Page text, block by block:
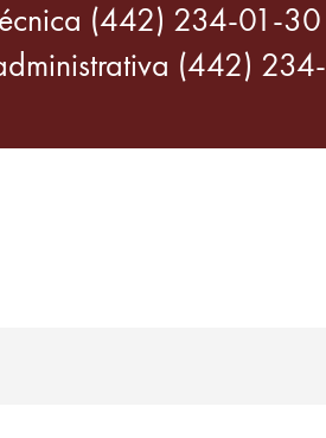
(442) 234-01-30
(442) 234-